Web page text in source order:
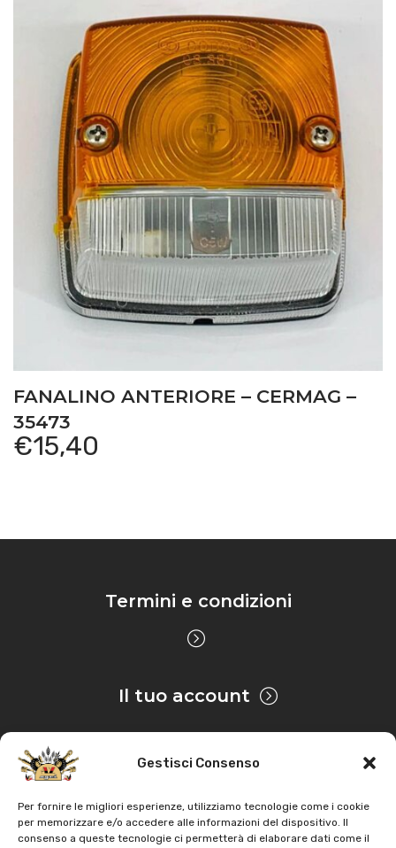
Gestisci Consenso
Per fornire le migliori esperienze, utilizziamo tecnologie come i cookie
per memorizzare e/o accedere alle informazioni del dispositivo. Il
consenso a queste tecnologie ci permetterà di elaborare dati come il
FANALINO ANTERIORE – CERMAG –
35473
€15,40
Termini e condizioni
Il tuo account
Privacy & Cookie